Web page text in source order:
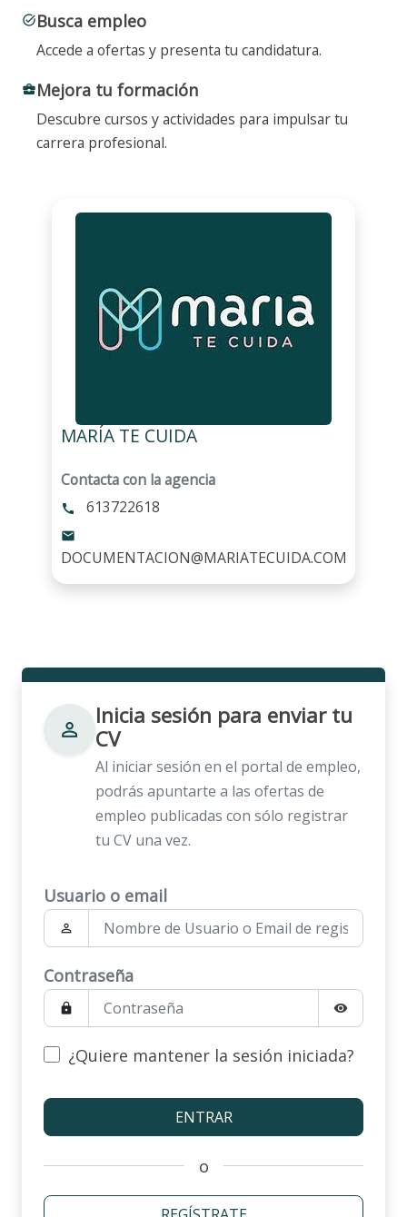
task_altBusca empleo
Accede a ofertas y presenta tu candidatura.
business_centerMejora tu formación
Descubre cursos y actividades para impulsar tu
carrera profesional.
MARÍA TE CUIDA
Contacta con la agencia
call 613722618
mail
DOCUMENTACION@MARIATECUIDA.COM
person_outline
Inicia sesión para enviar tu
CV
Al iniciar sesión en el portal de empleo,
podrás apuntarte a las ofertas de
empleo publicadas con sólo registrar
tu CV una vez.
Usuario o email
person_outline
Contraseña
lock visibility
¿Quiere mantener la sesión iniciada?
o